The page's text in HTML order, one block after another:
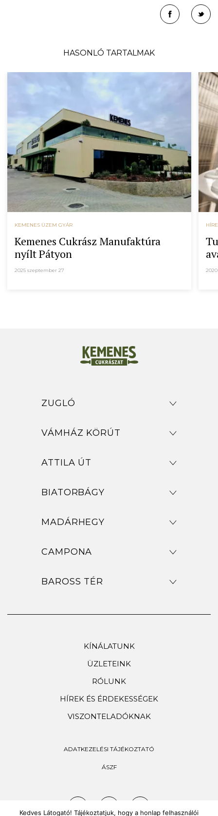
HASONLÓ TARTALMAK
KEMENES ÜZEM GYÁR
Kemenes Cukrász Manufaktúra
nyílt Pátyon
2025 szeptember 27
ZUGLÓ
VÁMHÁZ KÖRÚT
ATTILA ÚT
BIATORBÁGY
MADÁRHEGY
CAMPONA
BAROSS TÉR
KÍNÁLATUNK
ÜZLETEINK
RÓLUNK
HÍREK ÉS ÉRDEKESSÉGEK
VISZONTELADÓKNAK
ADATKEZELÉSI TÁJÉKOZTATÓ
ÁSZF
Kedves Látogató! Tájékoztatjuk, hogy a honlap felhasználói